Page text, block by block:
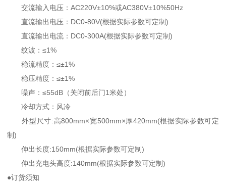
交流输入电压：AC220V±10%或AC380V±10%50Hz
直流输出电压：DC0-80V(根据实际参数可定制)
直流输出电流：DC0-300A(根据实际参数可定制)
纹波：≤1%
稳流精度：≤±1%
稳压精度：≤±1%
噪声：≤55dB（关闭前后门1米处）
冷却方式：风冷
外型尺寸:高800mm×宽500mm×厚420mm(根据实际参数可定
制)
伸出长度:150mm(根据实际参数可定制)
伸出充电头高度:140mm(根据实际参数可定制)
●订货须知